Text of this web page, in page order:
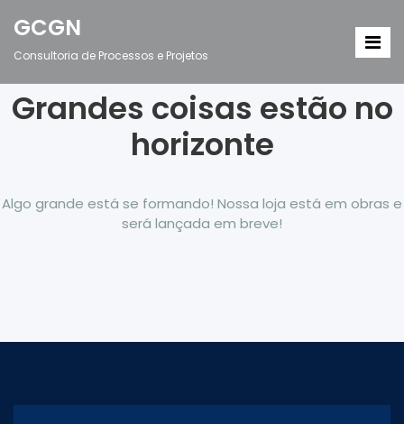
GCGN
Consultoria de Processos e Projetos
Grandes coisas estão no
horizonte
Algo grande está se formando! Nossa loja está em obras e
será lançada em breve!